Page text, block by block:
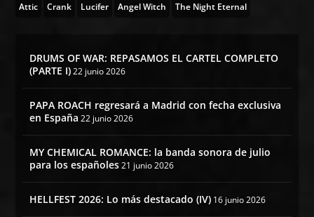
Attic Crank Lucifer Angel Witch The Night Eternal
DRUMS OF WAR: REPASAMOS EL CARTEL COMPLETO
(PARTE I) 22 junio 2026
PAPA ROACH regresará a Madrid con fecha exclusiva
en España 22 junio 2026
MY CHEMICAL ROMANCE: la banda sonora de julio
para los españoles 21 junio 2026
HELLFEST 2026: Lo más destacado (IV) 16 junio 2026